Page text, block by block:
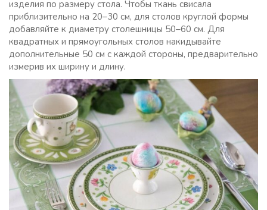
изделия по размеру стола. Чтобы ткань свисала
приблизительно на 20–30 см, для столов круглой формы
добавляйте к диаметру столешницы 50–60 см. Для
квадратных и прямоугольных столов накидывайте
дополнительные 50 см с каждой стороны, предварительно
измерив их ширину и длину.